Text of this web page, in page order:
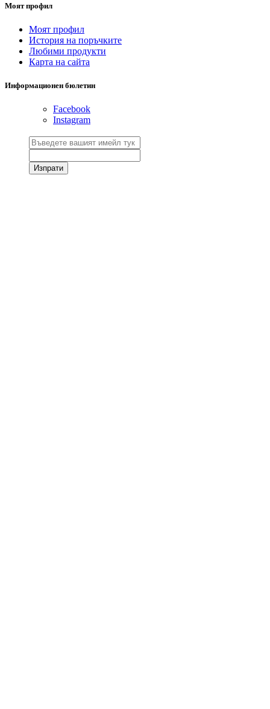
Моят профил
Моят профил
История на поръчките
Любими продукти
Карта на сайта
Информационен бюлетин
Facebook
Instagram